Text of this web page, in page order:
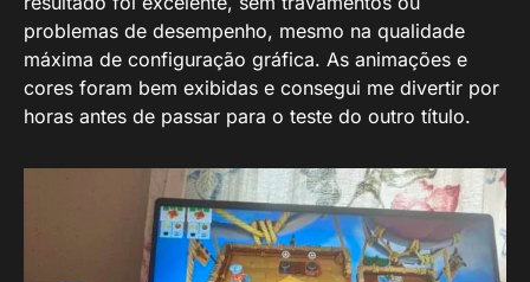
problemas de desempenho, mesmo na qualidade
máxima de configuração gráfica. As animações e
cores foram bem exibidas e consegui me divertir por
horas antes de passar para o teste do outro título.